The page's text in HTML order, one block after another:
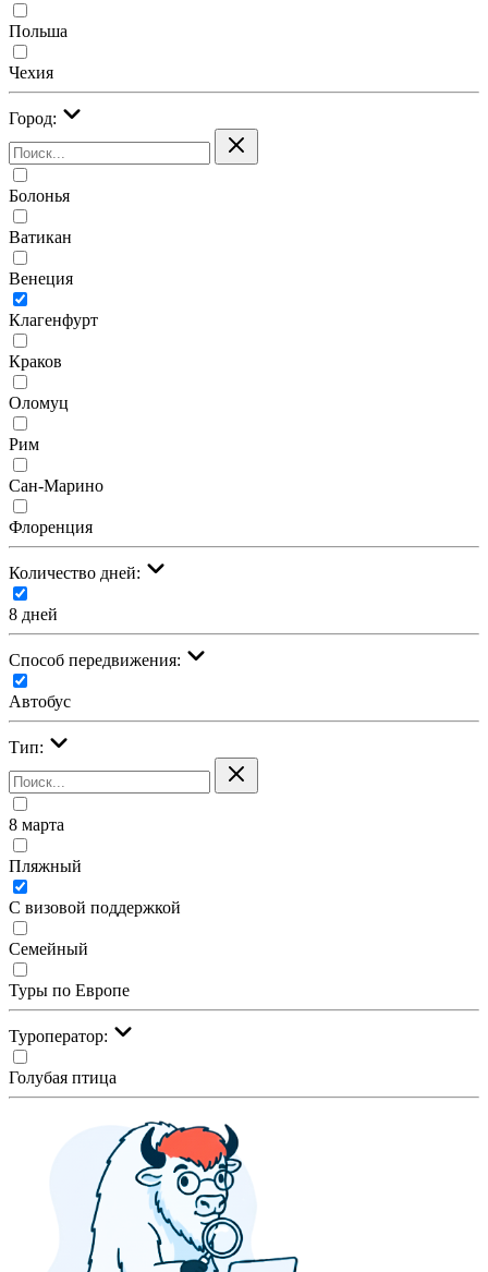
Польша
Чехия
Город:
Болонья
Ватикан
Венеция
Клагенфурт
Краков
Оломуц
Рим
Сан-Марино
Флоренция
Количество дней:
8 дней
Cпособ передвижения:
Автобус
Тип:
8 марта
Пляжный
С визовой поддержкой
Семейный
Туры по Европе
Туроператор:
Голубая птица